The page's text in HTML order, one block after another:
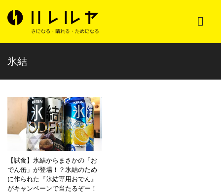
氷結
【試食】氷結からまさかの「お
でん缶」が登場！？氷結のため
に作られた『氷結専用おでん』
がキャンペーンで当たるぞー！